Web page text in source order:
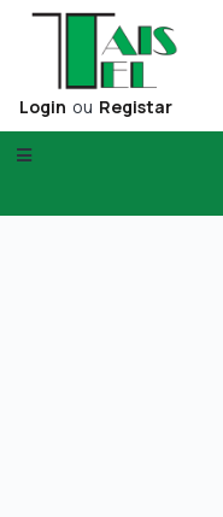
Login ou Registar